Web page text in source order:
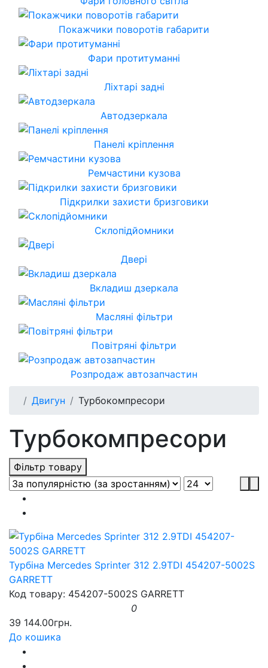
Покажчики поворотів габарити
Фари протитуманні
Ліхтарі задні
Автодзеркала
Панелі кріплення
Ремчастини кузова
Підкрилки захисти бризговики
Склопідйомники
Двері
Вкладиш дзеркала
Масляні фільтри
Повітряні фільтри
Розпродаж автозапчастин
Двигун Турбокомпресори
Турбокомпресори
Фільтр товару
Турбіна Mercedes Sprinter 312 2.9TDI 454207-5002S
GARRETT
Код товару: 454207-5002S GARRETT
0
39 144.00грн.
До кошика